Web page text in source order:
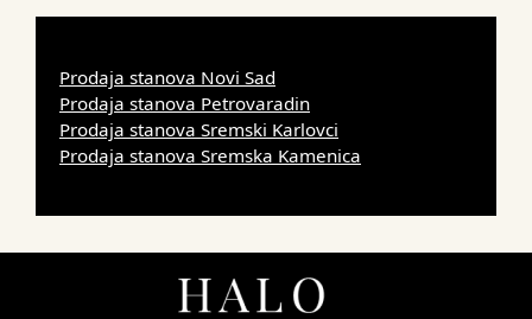
Prodaja stanova Novi Sad
Prodaja stanova Petrovaradin
Prodaja stanova Sremski Karlovci
Prodaja stanova Sremska Kamenica